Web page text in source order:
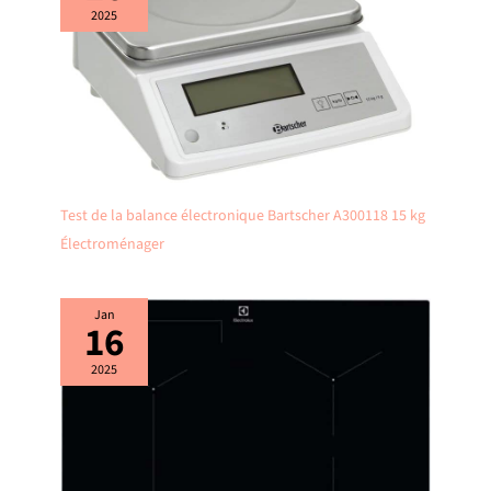
2025
Test de la balance électronique Bartscher A300118 15 kg
Électroménager
Jan
16
2025